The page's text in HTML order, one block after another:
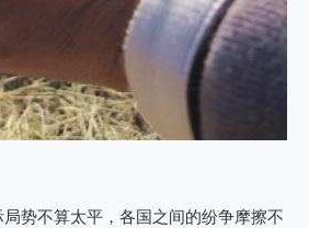
势不算太平，各国之间的纷争摩擦不